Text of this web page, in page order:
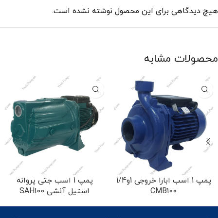
هیچ دیدگاهی برای این محصول نوشته نشده است.
محصولات مشابه
پمپ 1 اسب ابارا خروجی 1و1/4
CMB100
پمپ 1 اسب جتی پروانه
استیل آنشی SAH100